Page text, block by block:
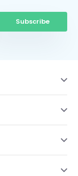
Subscribe